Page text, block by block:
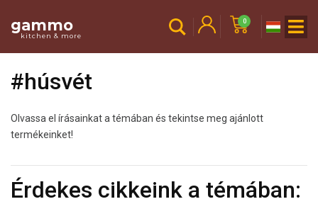
gammo
kitchen & more
0
#húsvét
Olvassa el írásainkat a témában és tekintse meg ajánlott
termékeinket!
Érdekes cikkeink a témában: